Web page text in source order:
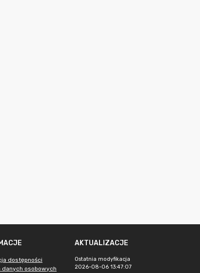
dostępności
danych osobowych
AKTUALIZACJE
Ostatnia modyfikacja
2026-08-06 13:47:07